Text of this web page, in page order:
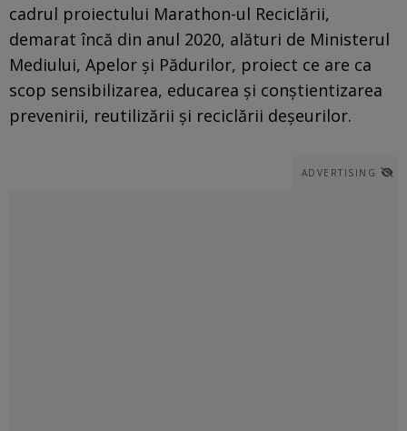
cadrul proiectului Marathon-ul Reciclării,
demarat încă din anul 2020, alături de Ministerul
Mediului, Apelor și Pădurilor, proiect ce are ca
scop sensibilizarea, educarea și conștientizarea
prevenirii, reutilizării și reciclării deșeurilor.
ADVERTISING